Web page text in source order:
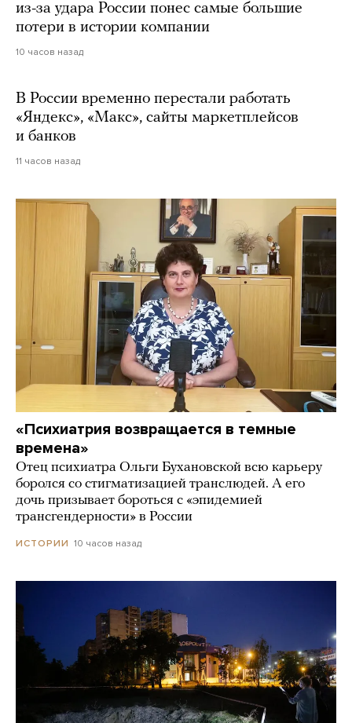
из-за удара России понес самые большие
потери в истории компании
10 часов назад
В России временно перестали работать
«Яндекс», «Макс», сайты маркетплейсов
и банков
11 часов назад
«Психиатрия возвращается в темные
времена»
Отец психиатра Ольги Бухановской всю карьеру
боролся со стигматизацией транслюдей. А его
дочь призывает бороться с «эпидемией
трансгендерности» в России
ИСТОРИИ 10 часов назад